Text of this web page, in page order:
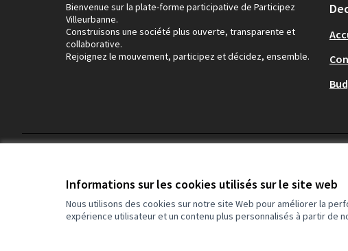
Informations sur les cookies utilisés sur le site web
Nous utilisons des cookies sur notre site Web pour améliorer la
expérience utilisateur et un contenu plus personnalisés à partir de
Bienvenue sur la plate-forme participative de Participez
Villeurbanne.
Construisons une société plus ouverte, transparente et
collaborative.
Rejoignez le mouvement, participez et décidez, ensemble.